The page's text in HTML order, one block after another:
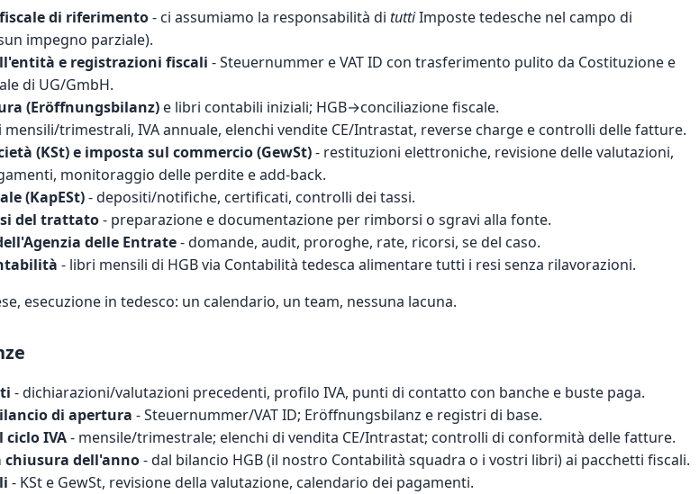
di riferimento- ci assumiamo la responsabilità dituttiImposte tedesche nel campo di
impegno parziale).
e registrazioni fiscali - Steuernummer e VAT ID con trasferimento pulito da Costituzione e
di UG/GmbH.
(Eröffnungsbilanz) e libri contabili iniziali; HGB→conciliazione fiscale.
mensili/trimestrali, IVA annuale, elenchi vendite CE/Intrastat, reverse charge e controlli delle fatture.
(KSt) e imposta sul commercio (GewSt)- restituzioni elettroniche, revisione delle valutazioni,
monitoraggio delle perdite e add-back.
(KapESt)- depositi/notifiche, certificati, controlli dei tassi.
del trattato- preparazione e documentazione per rimborsi o sgravi alla fonte.
delle Entrate- domande, audit, proroghe, rate, ricorsi, se del caso.
- libri mensili di HGB via Contabilità tedesca alimentare tutti i resi senza rilavorazioni.
esecuzione in tedesco: un calendario, un team, nessuna lacuna.
- dichiarazioni/valutazioni precedenti, profilo IVA, punti di contatto con banche e buste paga.
di apertura - Steuernummer/VAT ID; Eröffnungsbilanz e registri di base.
IVA- mensile/trimestrale; elenchi di vendita CE/Intrastat; controlli di conformità delle fatture.
chiusura dell'anno- dal bilancio HGB (il nostro Contabilità squadra o i vostri libri) ai pacchetti fiscali.
- KSt e GewSt, revisione della valutazione, calendario dei pagamenti.